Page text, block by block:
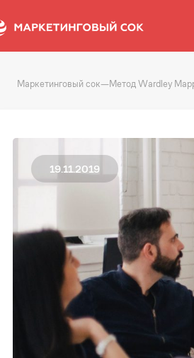
Маркетинговый сок—Метод Wardley
19.11.2019